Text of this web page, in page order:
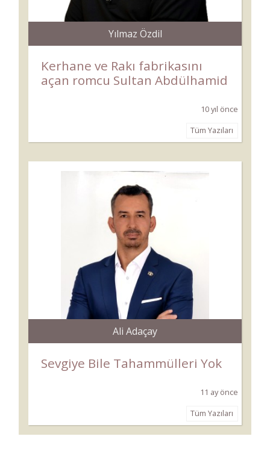
Yılmaz Özdil
Kerhane ve Rakı fabrikasını
açan romcu Sultan Abdülhamid
10 yıl önce
Tüm Yazıları
Ali Adaçay
Sevgiye Bile Tahammülleri Yok
11 ay önce
Tüm Yazıları